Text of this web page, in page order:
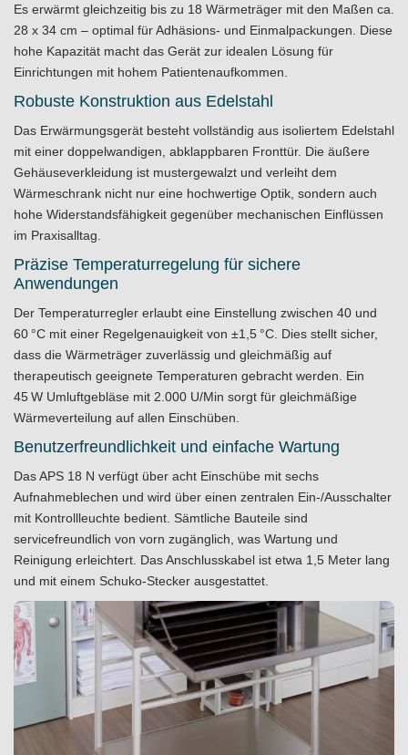
Es erwärmt gleichzeitig bis zu 18 Wärmeträger mit den Maßen ca.
28 x 34 cm – optimal für Adhäsions- und Einmalpackungen. Diese
hohe Kapazität macht das Gerät zur idealen Lösung für
Einrichtungen mit hohem Patientenaufkommen.
Robuste Konstruktion aus Edelstahl
Das Erwärmungsgerät besteht vollständig aus isoliertem Edelstahl
mit einer doppelwandigen, abklappbaren Fronttür. Die äußere
Gehäuseverkleidung ist mustergewalzt und verleiht dem
Wärmeschrank nicht nur eine hochwertige Optik, sondern auch
hohe Widerstandsfähigkeit gegenüber mechanischen Einflüssen
im Praxisalltag.
Präzise Temperaturregelung für sichere
Anwendungen
Der Temperaturregler erlaubt eine Einstellung zwischen 40 und
60 °C mit einer Regelgenauigkeit von ±1,5 °C. Dies stellt sicher,
dass die Wärmeträger zuverlässig und gleichmäßig auf
therapeutisch geeignete Temperaturen gebracht werden. Ein
45 W Umluftgebläse mit 2.000 U/Min sorgt für gleichmäßige
Wärmeverteilung auf allen Einschüben.
Benutzerfreundlichkeit und einfache Wartung
Das APS 18 N verfügt über acht Einschübe mit sechs
Aufnahmeblechen und wird über einen zentralen Ein-/Ausschalter
mit Kontrollleuchte bedient. Sämtliche Bauteile sind
servicefreundlich von vorn zugänglich, was Wartung und
Reinigung erleichtert. Das Anschlusskabel ist etwa 1,5 Meter lang
und mit einem Schuko-Stecker ausgestattet.